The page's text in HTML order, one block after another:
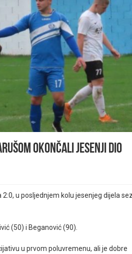
okončali jesenji dio
u posljednjem kolu jesenjeg dijela
(50) i Beganović (90).
u prvom poluvremenu, ali je dobre